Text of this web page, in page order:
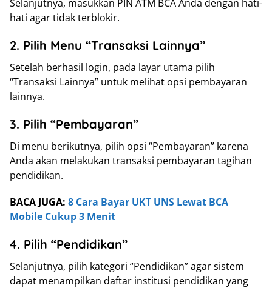
Selanjutnya, masukkan PIN ATM BCA Anda dengan hati-
hati agar tidak terblokir.
2. Pilih Menu “Transaksi Lainnya”
Setelah berhasil login, pada layar utama pilih
“Transaksi Lainnya” untuk melihat opsi pembayaran
lainnya.
3. Pilih “Pembayaran”
Di menu berikutnya, pilih opsi “Pembayaran” karena
Anda akan melakukan transaksi pembayaran tagihan
pendidikan.
BACA JUGA: 8 Cara Bayar UKT UNS Lewat BCA
Mobile Cukup 3 Menit
4. Pilih “Pendidikan”
Selanjutnya, pilih kategori “Pendidikan” agar sistem
dapat menampilkan daftar institusi pendidikan yang